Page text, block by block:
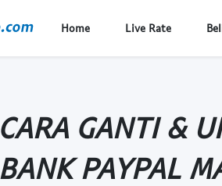
Home Live Rate
CARA GANTI &
BANK PAYPAL